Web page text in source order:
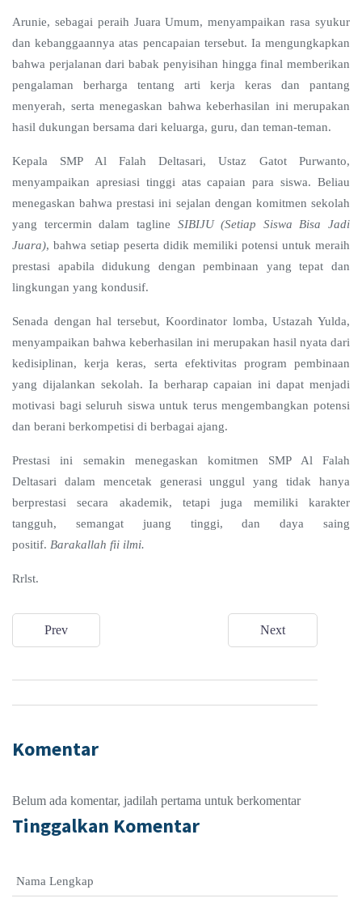
Arunie, sebagai peraih Juara Umum, menyampaikan rasa syukur
dan kebanggaannya atas pencapaian tersebut. Ia mengungkapkan
bahwa perjalanan dari babak penyisihan hingga final memberikan
pengalaman berharga tentang arti kerja keras dan pantang
menyerah, serta menegaskan bahwa keberhasilan ini merupakan
hasil dukungan bersama dari keluarga, guru, dan teman-teman.
Kepala SMP Al Falah Deltasari, Ustaz Gatot Purwanto,
menyampaikan apresiasi tinggi atas capaian para siswa. Beliau
menegaskan bahwa prestasi ini sejalan dengan komitmen sekolah
yang tercermin dalam tagline SIBIJU (Setiap Siswa Bisa Jadi
Juara), bahwa setiap peserta didik memiliki potensi untuk meraih
prestasi apabila didukung dengan pembinaan yang tepat dan
lingkungan yang kondusif.
Senada dengan hal tersebut, Koordinator lomba, Ustazah Yulda,
menyampaikan bahwa keberhasilan ini merupakan hasil nyata dari
kedisiplinan, kerja keras, serta efektivitas program pembinaan
yang dijalankan sekolah. Ia berharap capaian ini dapat menjadi
motivasi bagi seluruh siswa untuk terus mengembangkan potensi
dan berani berkompetisi di berbagai ajang.
Prestasi ini semakin menegaskan komitmen SMP Al Falah
Deltasari dalam mencetak generasi unggul yang tidak hanya
berprestasi secara akademik, tetapi juga memiliki karakter
tangguh, semangat juang tinggi, dan daya saing
positif. Barakallah fii ilmi.
Rrlst.
Prev Next
Komentar
Belum ada komentar, jadilah pertama untuk berkomentar
Tinggalkan Komentar